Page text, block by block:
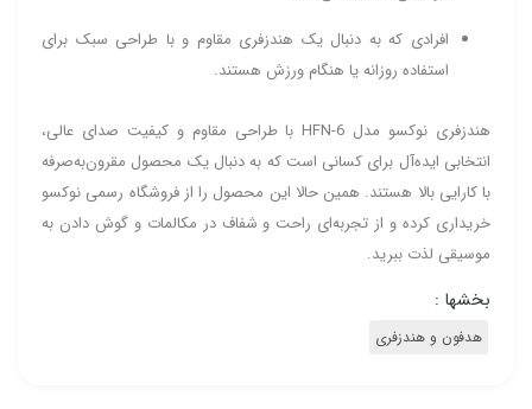
افرادی که به دنبال یک هندزفری مقاوم و با طراحی سبک برای
استفاده روزانه یا هنگام ورزش هستند.
هندزفری نوکسو مدل HFN-6 با طراحی مقاوم و کیفیت صدای عالی،
انتخابی ایده‌آل برای کسانی است که به دنبال یک محصول مقرون‌به‌صرفه
با کارایی بالا هستند. همین حالا این محصول را از فروشگاه رسمی نوکسو
خریداری کرده و از تجربه‌ای راحت و شفاف در مکالمات و گوش دادن به
موسیقی لذت ببرید.
بخشها :
هدفون و هندزفری